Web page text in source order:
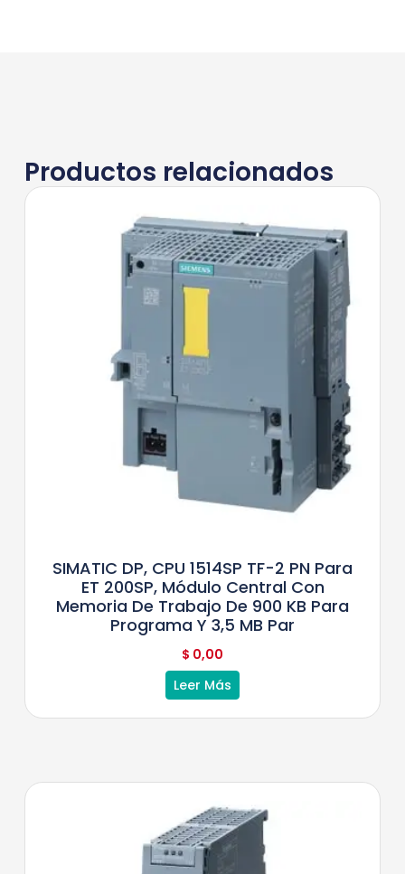
Productos relacionados
SIMATIC DP, CPU 1514SP TF-2 PN Para
ET 200SP, Módulo Central Con
Memoria De Trabajo De 900 KB Para
Programa Y 3,5 MB Par
$ 0,00
Leer Más